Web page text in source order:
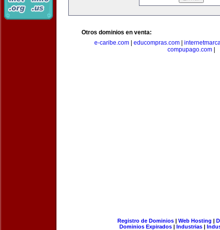
Otros dominios en venta:
e-caribe.com| educompras.com|
compupago.com|
Registro de Dominios| Web Hosting |
Dominios Expirados | Industrias |